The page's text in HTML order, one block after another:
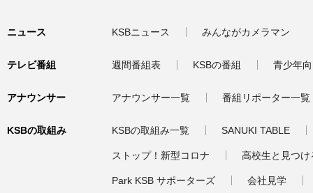
ニュース KSBニュース みんながカメラマン
テレビ番組 週間番組表 KSBの番組 青少年
アナウンサー アナウンサー一覧 番組リポーター一覧
KSBの取組み KSBの取組み一覧 SANUKI TABLE
ストップ！新型コロナ 高校生と見つ
Park KSB サポーターズ 会社見学